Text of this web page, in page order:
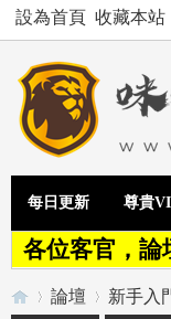
設為首頁 收藏本站
每日更新 尊貴
各位客官，論
論壇 新手入